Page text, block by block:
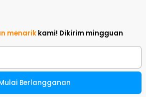
menarik kami! Dikirim mingguan
Berlangganan